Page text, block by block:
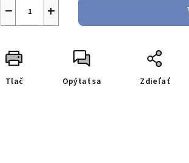
+
−
Tlač Opýtať sa Zdieľať